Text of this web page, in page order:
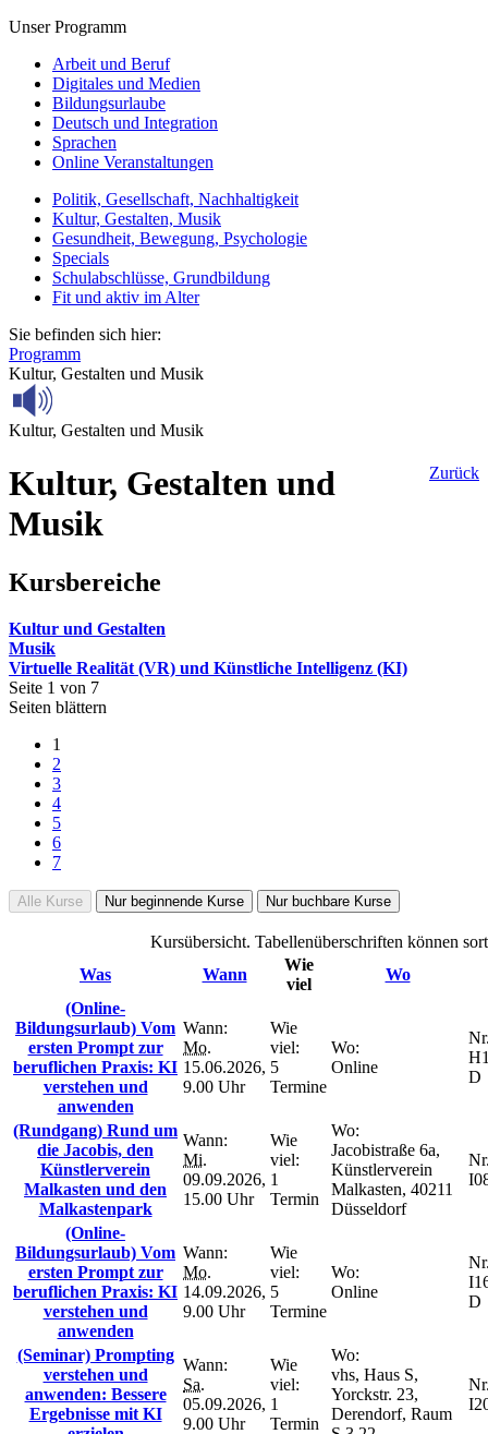
Unser Programm
Arbeit und Beruf
Digitales und Medien
Bildungsurlaube
Deutsch und Integration
Sprachen
Online Veranstaltungen
Politik, Gesellschaft, Nachhaltigkeit
Kultur, Gestalten, Musik
Gesundheit, Bewegung, Psychologie
Specials
Schulabschlüsse, Grundbildung
Fit und aktiv im Alter
Sie befinden sich hier:
Programm
Kultur, Gestalten und Musik
Kultur, Gestalten und Musik
Zurück
Kultur, Gestalten und
Musik
Kursbereiche
Kultur und Gestalten
Musik
Virtuelle Realität (VR) und Künstliche Intelligenz (KI)
Seite 1 von 7
Seiten blättern
1
2
3
4
5
6
7
Alle Kurse Nur beginnende Kurse Nur buchbare Kurse
Kursübersicht. Tabellenüberschriften können
Was
Wann
Wie
viel
Wo
(Online-
Bildungsurlaub) Vom
ersten Prompt zur
beruflichen Praxis: KI
verstehen und
anwenden
Wann:
Mo.
15.06.2026,
9.00 Uhr
Wie
viel:
5
Termine
Wo:
Online
D
(Rundgang) Rund um
die Jacobis, den
Künstlerverein
Malkasten und den
Malkastenpark
Wann:
Mi.
09.09.2026,
15.00 Uhr
Wie
viel:
1
Termin
Wo:
Jacobistraße 6a,
Künstlerverein
Malkasten, 40211
Düsseldorf
(Online-
Bildungsurlaub) Vom
ersten Prompt zur
beruflichen Praxis: KI
verstehen und
anwenden
Wann:
Mo.
14.09.2026,
9.00 Uhr
Wie
viel:
5
Termine
Wo:
Online
D
(Seminar) Prompting
verstehen und
anwenden: Bessere
Ergebnisse mit KI
Wann:
Sa.
05.09.2026,
9.00 Uhr
Wie
viel:
1
Termin
Wo:
vhs, Haus S,
Yorckstr. 23,
Derendorf, Raum